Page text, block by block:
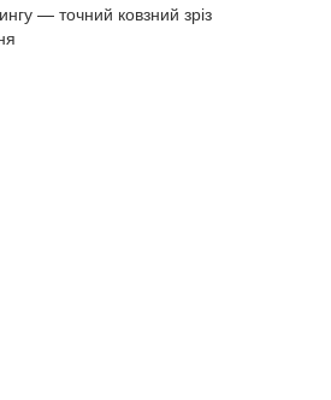
— точний ковзний зріз